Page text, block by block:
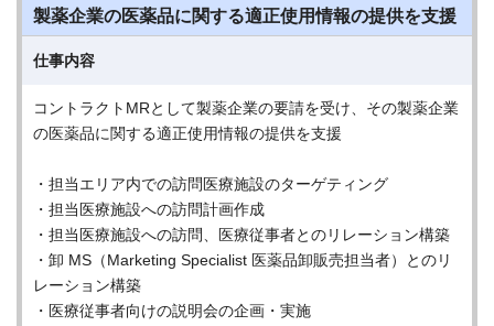
製薬企業の医薬品に関する適正使用情報の提供を支援
仕事内容
コントラクトMRとして製薬企業の要請を受け、その製薬企業
の医薬品に関する適正使用情報の提供を支援
・担当エリア内での訪問医療施設のターゲティング
・担当医療施設への訪問計画作成
・担当医療施設への訪問、医療従事者とのリレーション構築
・卸 MS（Marketing Specialist 医薬品卸販売担当者）とのリ
レーション構築
・医療従事者向けの説明会の企画・実施